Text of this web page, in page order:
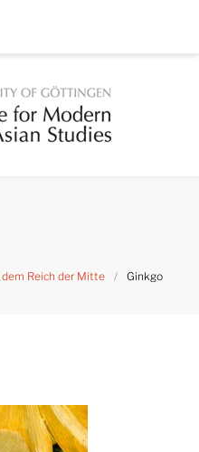
dem Reich der Mitte / Ginkgo